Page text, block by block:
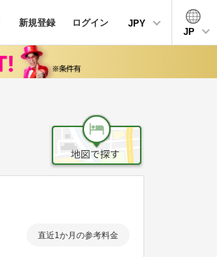
新規登録 ログイン
JPY
JP
直近1か月の参考料金